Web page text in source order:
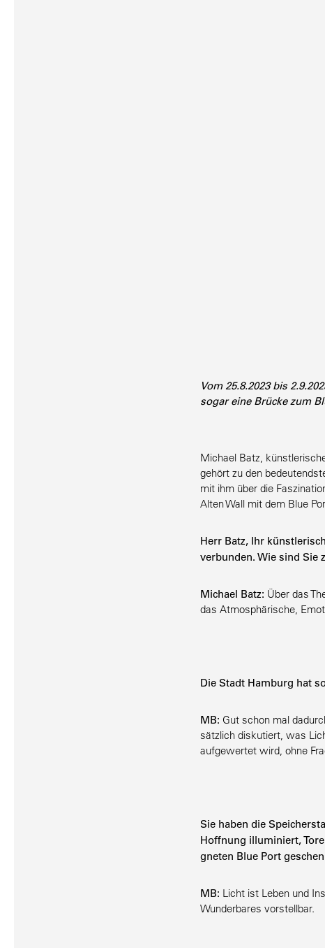
Vom 25.8.2023 bis
sogar eine Brücke zum
Michael Batz,
gehört zu den
mit ihm über die
Alten Wall mit dem Blue
Herr Batz, Ihr
verbunden. Wie sind Sie
Michael Batz: Über das
das Atmosphä­rische,
Die Stadt Hamburg hat
MB: Gut schon mal
sätzlich disku­tiert, was
aufge­wertet wird, ohne
Sie haben die
Hoffnung illumi­niert,
gneten Blue Port
MB: Licht ist Leben und
Wunder­bares vorstellbar.